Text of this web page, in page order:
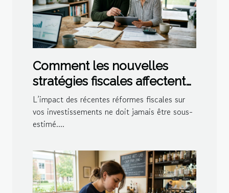
Comment les nouvelles
stratégies fiscales affectent
vos investissements en 2026
?
L’impact des récentes réformes fiscales sur
vos investissements ne doit jamais être sous-
estimé....